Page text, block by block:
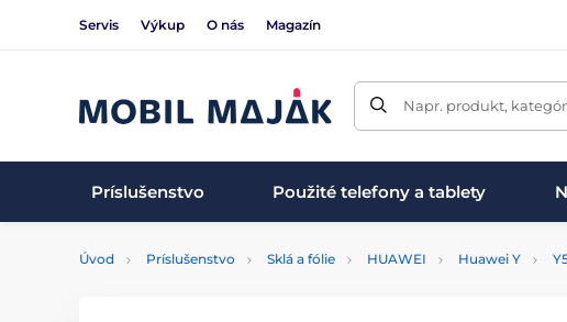
Servis Výkup O nás Magazín
Napr. produkt,
Príslušenstvo Použité telefony a tablety
Úvod Príslušenstvo Sklá a fólie HUAWEI Huawei Y